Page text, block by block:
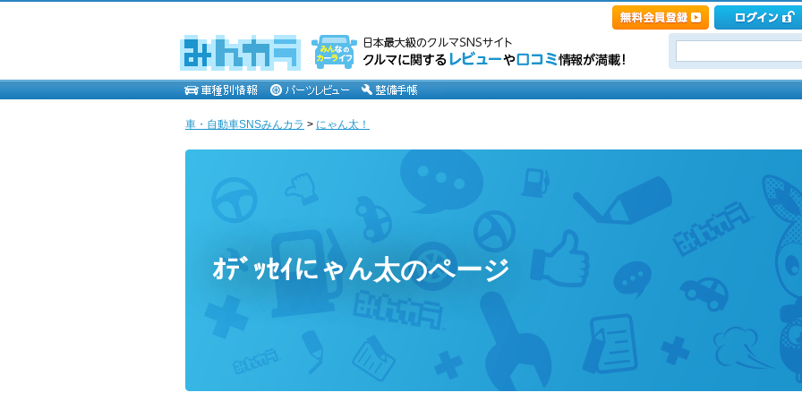
車・自動車SNSみんカラ > にゃん太！
ｵﾃﾞｯｾｲにゃん太のページ